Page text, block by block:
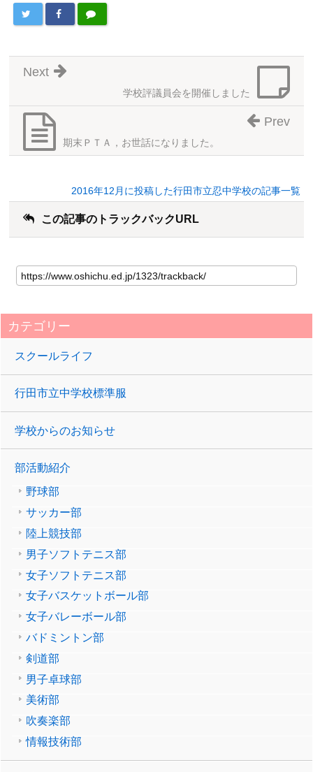
学校評議員会を開催しました
Next
期末ＰＴＡ，お世話になりました。
Prev
2016年12月に投稿した行田市立忍中学校の記事一覧
この記事のトラックバックURL
カテゴリー
スクールライフ
行田市立中学校標準服
学校からのお知らせ
部活動紹介
野球部
サッカー部
陸上競技部
男子ソフトテニス部
女子ソフトテニス部
女子バスケットボール部
女子バレーボール部
バドミントン部
剣道部
男子卓球部
美術部
吹奏楽部
情報技術部